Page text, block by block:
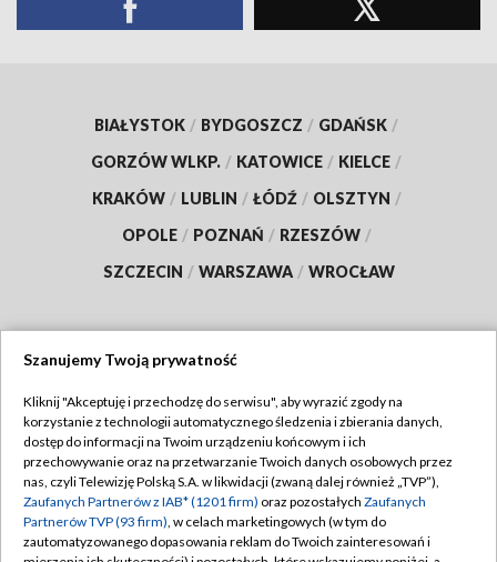
BIAŁYSTOK / BYDGOSZCZ / GDAŃSK /
GORZÓW WLKP. / KATOWICE / KIELCE /
KRAKÓW / LUBLIN / ŁÓDŹ / OLSZTYN /
OPOLE / POZNAŃ / RZESZÓW /
SZCZECIN / WARSZAWA / WROCŁAW
TVP
Abonament TVP
Emisja w TVP
Centrum informacji TVP
Regulamin TVP
Polityka prywatności
Moje zgody
Szanujemy Twoją prywatność
Kliknij "Akceptuję i przechodzę do serwisu", aby wyrazić zgody na
korzystanie z technologii automatycznego śledzenia i zbierania danych,
dostęp do informacji na Twoim urządzeniu końcowym i ich
przechowywanie oraz na przetwarzanie Twoich danych osobowych przez
nas, czyli Telewizję Polską S.A. w likwidacji (zwaną dalej również „TVP”),
Zaufanych Partnerów z IAB* (1201 firm) oraz pozostałych Zaufanych
Partnerów TVP (93 firm), w celach marketingowych (w tym do
zautomatyzowanego dopasowania reklam do Twoich zainteresowań i